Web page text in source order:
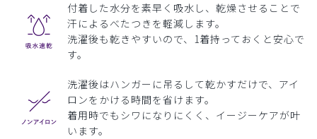
付着した水分を素早く吸水し、乾燥させることで
汗によるべたつきを軽減します。
洗濯後も乾きやすいので、1着持っておくと安心で
す。
洗濯後はハンガーに吊るして乾かすだけで、アイ
ロンをかける時間を省けます。
着用時でもシワになりにくく、イージーケアが叶
います。